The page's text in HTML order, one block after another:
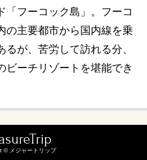
「フーコック島」。フーコ
の主要都市から国内線を乗
るが、苦労して訪れる分、
ビーチリゾートを堪能でき
の天気（年間の気候）
ハノイ（北部）・ダナ
© メジャートリップ